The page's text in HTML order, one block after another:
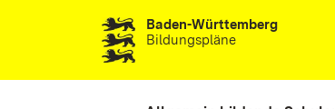
Zum Inhalt springenBaden-Württemberg
Bildungspläne